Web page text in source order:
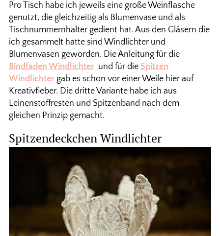
Pro Tisch habe ich jeweils eine große Weinflasche
genutzt, die gleichzeitig als Blumenvase und als
Tischnummernhalter gedient hat. Aus den Gläsern die
ich gesammelt hatte sind Windlichter und
Blumenvasen geworden. Die Anleitung für die
Bindfaden Windlichterund für die Spitzen
Windlichtergab es schon vor einer Weile hier auf
Kreativfieber. Die dritte Variante habe ich aus
Leinenstoffresten und Spitzenband nach dem
gleichen Prinzip gemacht.
Spitzendeckchen Windlichter